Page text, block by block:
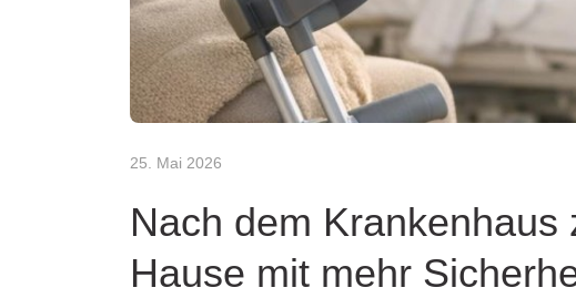
25. Mai 2026
Nach dem
Hause mit mehr